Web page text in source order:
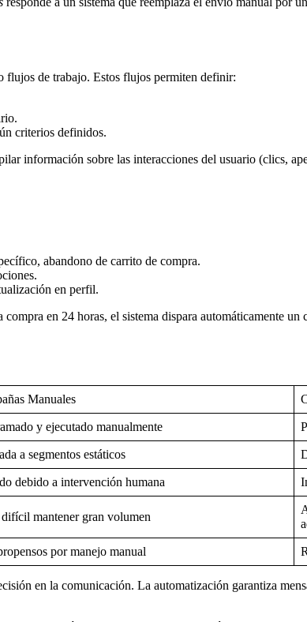
flujos de trabajo. Estos flujos permiten definir:
criterios definidos.
información sobre las interacciones del usuario (clics,
abandono de carrito de compra.
en perfil.
en 24 horas, el sistema dispara automáticamente
Manuales
y ejecutado manualmente
a segmentos estáticos
debido a intervención humana
mantener gran volumen
por manejo manual
en la comunicación. La automatización garantiza